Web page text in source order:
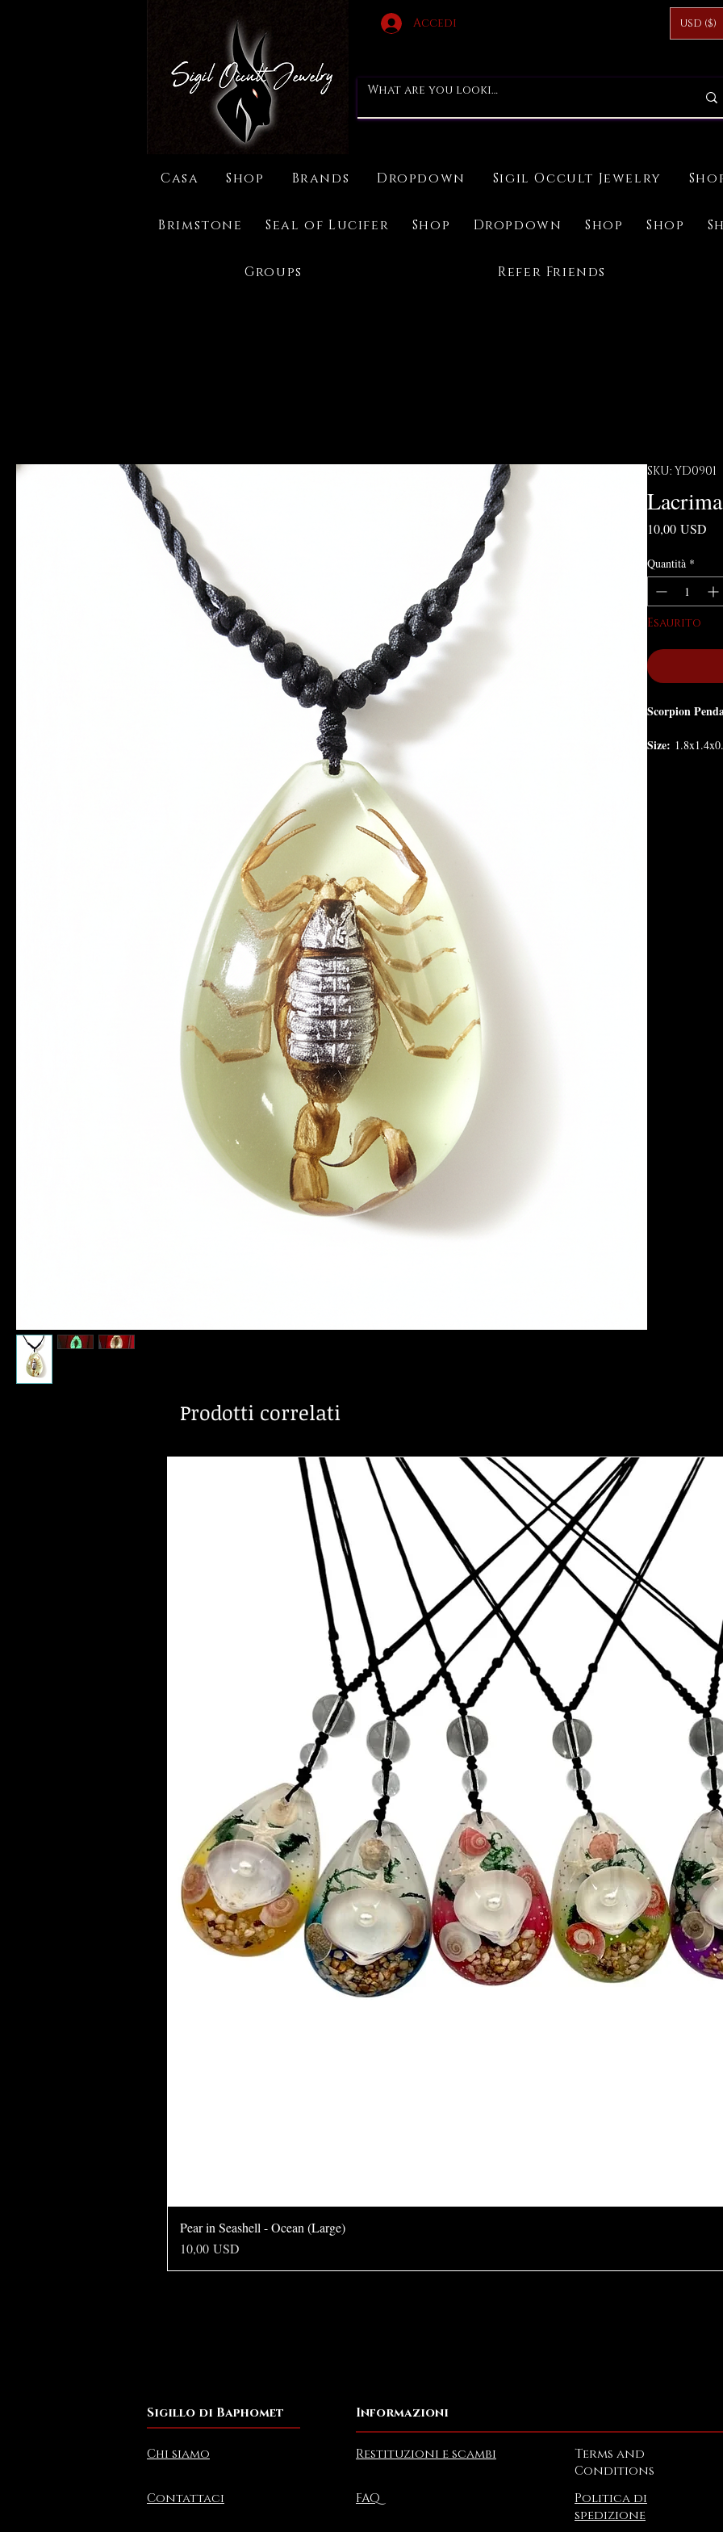
Accedi USD ($)
Casa Shop Brands Dropdown Sigil Occult Jewelry
Brimstone Seal of Lucifer Shop Dropdown Shop Shop
Groups Refer Friends
SKU: YD0901
10,00 USD
Quantità *
Esaurito
Scorpion
Size:
Prodotti correlati
Pear in Seashell - Ocean (Large)
Prezzo
10,00 USD
Sigillo di Baphomet Informazioni
Chi siamo
Contattaci
Restituzioni e scambi
Terms and
Conditions
FAQ
Politica di
spedizione